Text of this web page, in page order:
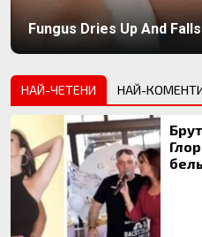
Fungus Dries Up And
НАЙ-ЧЕТЕНИ НАЙ-